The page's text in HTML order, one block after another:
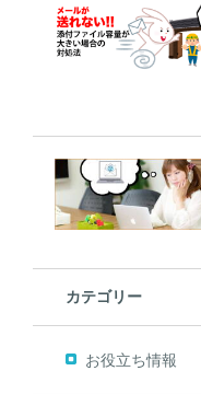
カテゴリー
お役立ち情報